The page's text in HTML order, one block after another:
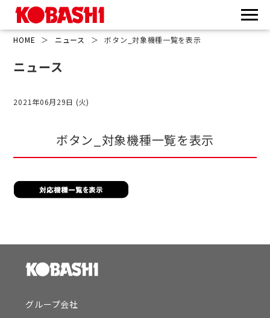
HOME ＞ ニュース ＞ ボタン_対象機種一覧を表示
ニュース
2021年06月29日 (火)
ボタン_対象機種一覧を表示
グループ会社